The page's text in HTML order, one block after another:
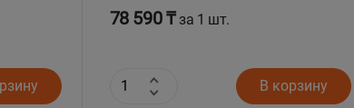
78 590 ₸за 1 шт.
В корзину